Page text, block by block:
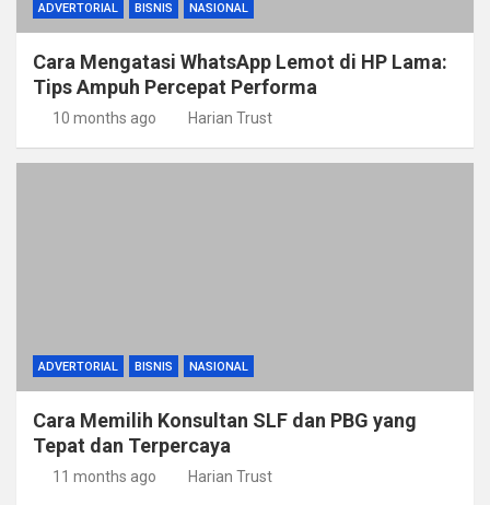
ADVERTORIAL BISNIS NASIONAL
Cara Mengatasi WhatsApp Lemot di HP Lama:
Tips Ampuh Percepat Performa
10 months ago Harian Trust
ADVERTORIAL BISNIS NASIONAL
Cara Memilih Konsultan SLF dan PBG yang
Tepat dan Terpercaya
11 months ago Harian Trust